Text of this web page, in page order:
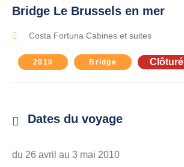
Bridge Le Brussels en mer
Costa Fortuna Cabines et suites
2010 Bridge Clôturé
Dates du voyage
du 26 avril au 3 mai 2010